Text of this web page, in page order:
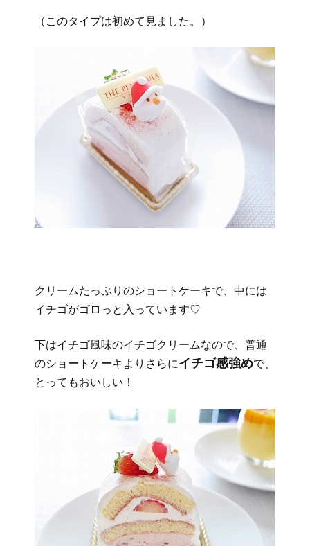
（このタイプは初めて見ました。）
クリームたっぷりのショートケーキで、中には
イチゴがゴロっと入っています♡
下はイチゴ風味のイチゴクリームなので、普通
のショートケーキよりさらにイチゴ感強めで、
とってもおいしい！